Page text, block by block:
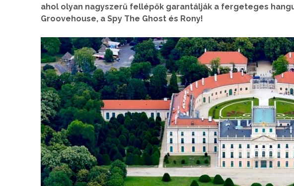
ahol olyan nagyszerű fellépők garantálják a fergeteges
Groovehouse, a Spy The Ghost és Rony!